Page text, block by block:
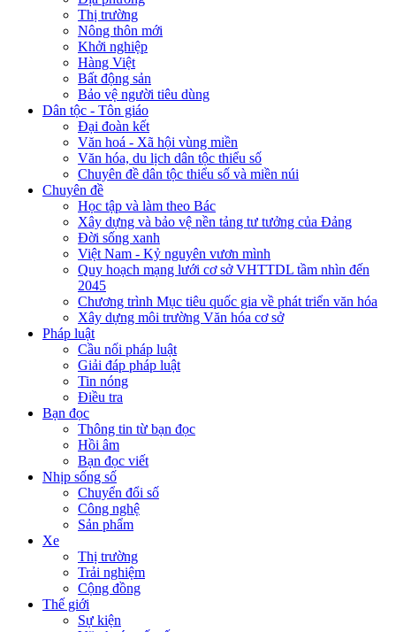
Thị trường
Nông thôn mới
Khởi nghiệp
Hàng Việt
Bất động sản
Bảo vệ người tiêu dùng
Dân tộc - Tôn giáo
Đại đoàn kết
Văn hoá - Xã hội vùng miền
Văn hóa, du lịch dân tộc thiểu số
Chuyên đề dân tộc thiểu số và miền núi
Chuyên đề
Học tập và làm theo Bác
Xây dựng và bảo vệ nền tảng tư tưởng của Đảng
Đời sống xanh
Việt Nam - Kỷ nguyên vươn mình
Quy hoạch mạng lưới cơ sở VHTTDL tầm nhìn đến
2045
Chương trình Mục tiêu quốc gia về phát triển văn hóa
Xây dựng môi trường Văn hóa cơ sở
Pháp luật
Cầu nối pháp luật
Giải đáp pháp luật
Tin nóng
Điều tra
Bạn đọc
Thông tin từ bạn đọc
Hồi âm
Bạn đọc viết
Nhịp sống số
Chuyển đổi số
Công nghệ
Sản phẩm
Xe
Thị trường
Trải nghiệm
Cộng đồng
Thế giới
Sự kiện